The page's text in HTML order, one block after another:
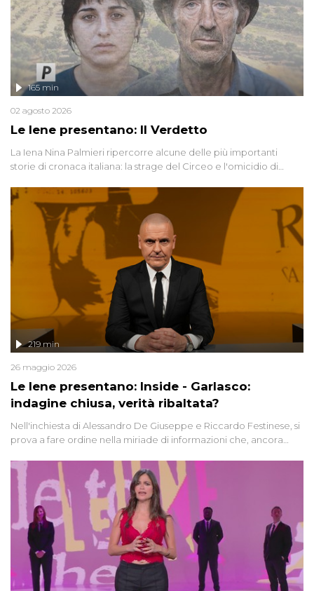
Le Iene presentano: Il Verdetto
165 min
02 agosto 2026
La Iena Nina Palmieri ripercorre alcune delle più importanti
storie di cronaca italiana: la strage del Circeo e l'omicidio di
Le Iene presentano: Inside - Garlasco:
indagine chiusa, verità ribaltata?
219 min
26 maggio 2026
Nell'inchiesta di Alessandro De Giuseppe e Riccardo Festinese, si
prova a fare ordine nella miriade di informazioni che, ancora
giudiziarie più discusse degli ultimi anni. Lo speciale ricostruisce la
vicenda mettendo in fila testimonianze, errori, dettagli
controversi e i protagonisti di un'indagine che sembra non avere
fine.